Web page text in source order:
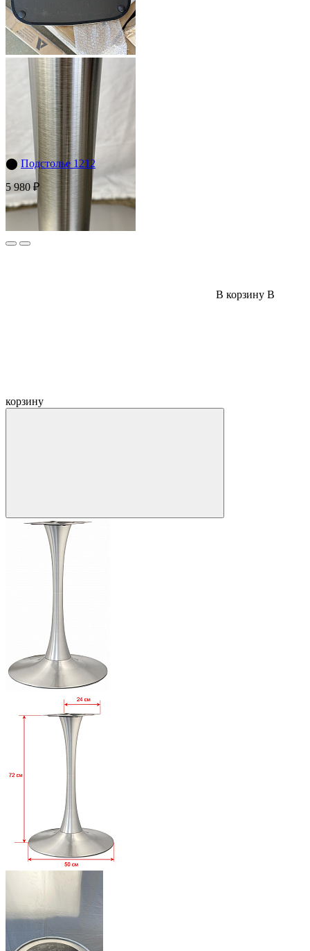
⬤ Подстолье 1212
5 980 ₽
В корзину В
корзину